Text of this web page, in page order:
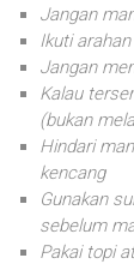
Jangan
Ikuti
Jangan
Kalau
(bukan
Hindari
kencang
Gunakan
sebelum
Pakai topi